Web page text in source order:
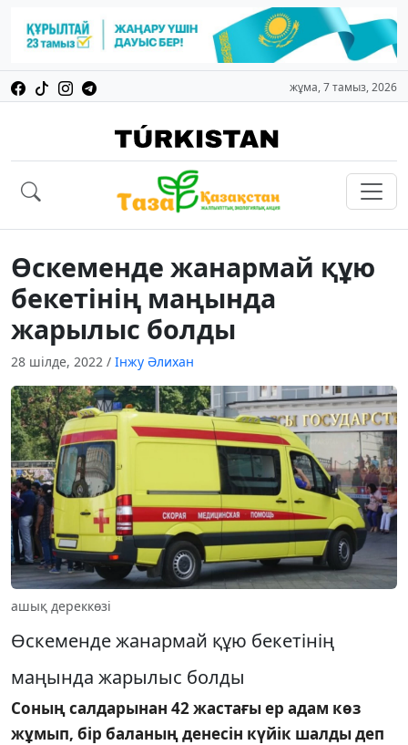
жұма, 7 тамыз, 2026
Өскеменде жанармай құю
бекетінің маңында
жарылыс болды
28 шілде, 2022 / Інжу Әлихан
ашық дереккөзі
Өскеменде жанармай құю бекетінің
маңында жарылыс болды
Соның салдарынан 42 жастағы ер адам көз
жұмып, бір баланың денесін күйік шалды деп